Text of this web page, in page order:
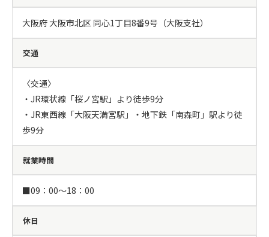
大阪府 大阪市北区 同心1丁目8番9号（大阪支社）
交通
〈交通〉
・JR環状線「桜ノ宮駅」より徒歩9分
・JR東西線「大阪天満宮駅」・地下鉄「南森町」駅より徒
歩9分
就業時間
■09：00～18：00
休日